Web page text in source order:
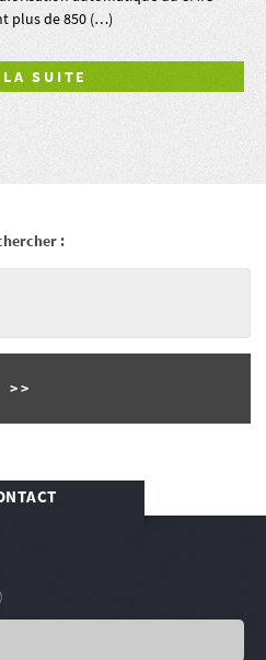
plus de 850 (…)
SUITE
: